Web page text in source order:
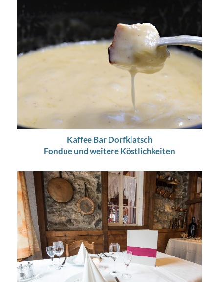
Kaffee Bar Dorfklatsch
Fondue und weitere Köstlichkeiten